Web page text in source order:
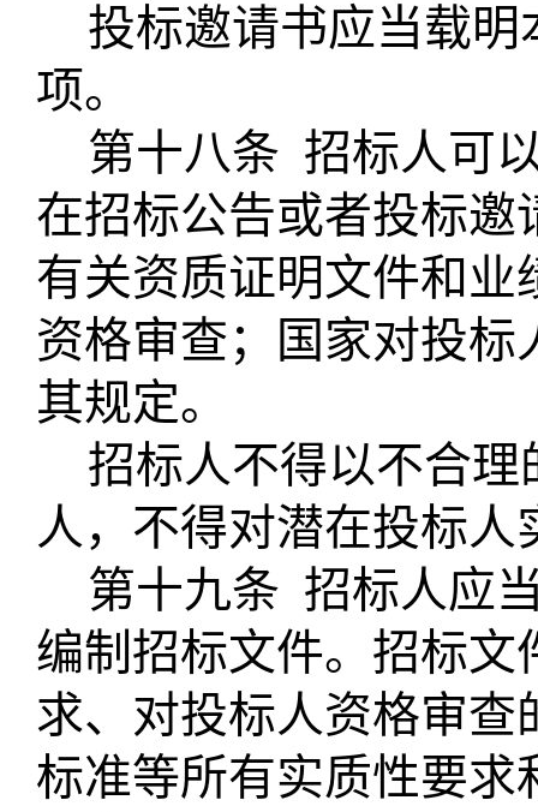
投标邀请书应当载
项。
第十八条 招标人可
在招标公告或者投标
有关资质证明文件和
资格审查；国家对投
其规定。
招标人不得以不合
人，不得对潜在投标人
第十九条 招标人应
编制招标文件。招标
求、对投标人资格审
标准等所有实质性要